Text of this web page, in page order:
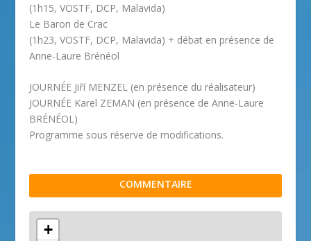
(1h15, VOSTF, DCP, Malavida)
Le Baron de Crac
(1h23, VOSTF, DCP, Malavida) + débat en présence de
Anne-Laure Brénéol
JOURNÉE Jiří MENZEL (en présence du réalisateur)
JOURNÉE Karel ZEMAN (en présence de Anne-Laure
BRÉNÉOL)
Programme sous réserve de modifications.
COMMENTAIRE
+